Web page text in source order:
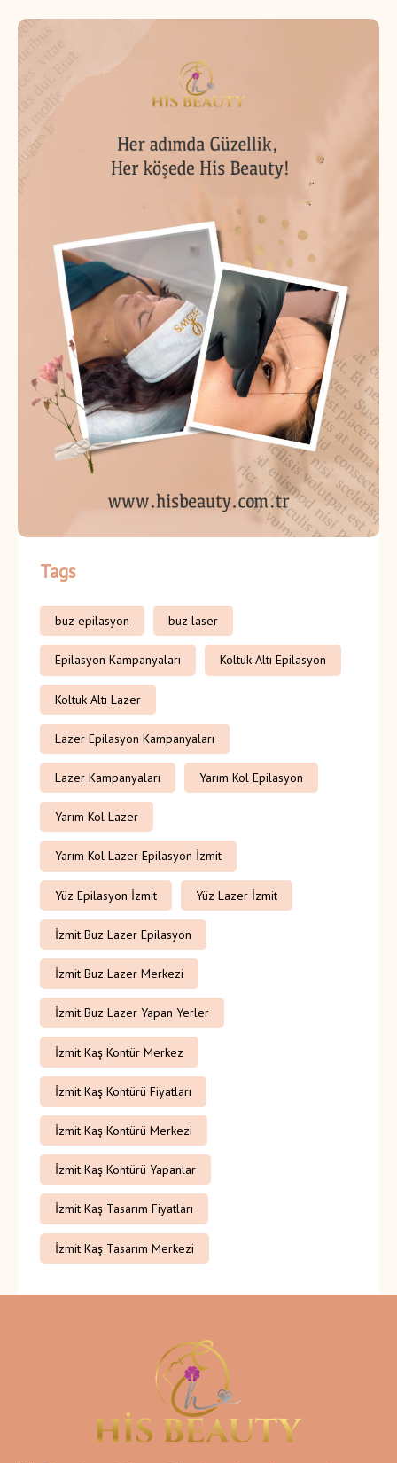
Tags
buz epilasyon buz laser
Epilasyon Kampanyaları Koltuk Altı Epilasyon
Koltuk Altı Lazer
Lazer Epilasyon Kampanyaları
Lazer Kampanyaları Yarım Kol Epilasyon
Yarım Kol Lazer
Yarım Kol Lazer Epilasyon İzmit
Yüz Epilasyon İzmit Yüz Lazer İzmit
İzmit Buz Lazer Epilasyon
İzmit Buz Lazer Merkezi
İzmit Buz Lazer Yapan Yerler
İzmit Kaş Kontür Merkez
İzmit Kaş Kontürü Fiyatları
İzmit Kaş Kontürü Merkezi
İzmit Kaş Kontürü Yapanlar
İzmit Kaş Tasarım Fiyatları
İzmit Kaş Tasarım Merkezi